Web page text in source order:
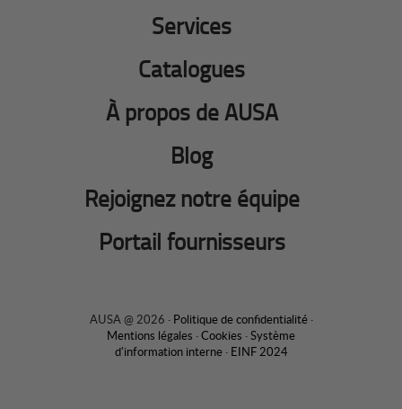
Services
Catalogues
À propos de AUSA
Blog
Rejoignez notre équipe
Portail fournisseurs
AUSA @ 2026 · Politique de confidentialité·
Mentions légales ·Cookies ·Système
d'information interne· EINF 2024